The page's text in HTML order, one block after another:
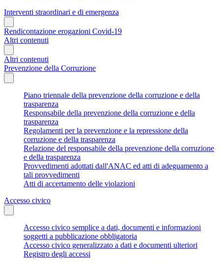
Interventi straordinari e di emergenza
Rendicontazione erogazioni Covid-19
Altri contenuti
Altri contenuti
Prevenzione della Corruzione
Piano triennale della prevenzione della corruzione e della
trasparenza
Responsabile della prevenzione della corruzione e della
trasparenza
Regolamenti per la prevenzione e la repressione della
corruzione e della trasparenza
Relazione del responsabile della prevenzione della corruzione
e della trasparenza
Provvedimenti adottati dall'ANAC ed atti di adeguamento a
tali provvedimenti
Atti di accertamento delle violazioni
Accesso civico
Accesso civico semplice a dati, documenti e informazioni
soggetti a pubblicazione obbligatoria
Accesso civico generalizzato a dati e documenti ulteriori
Registro degli accessi